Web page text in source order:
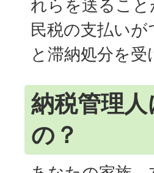
れらを送るこ
民税の支払い
と滞納処分を
納税管理
の？